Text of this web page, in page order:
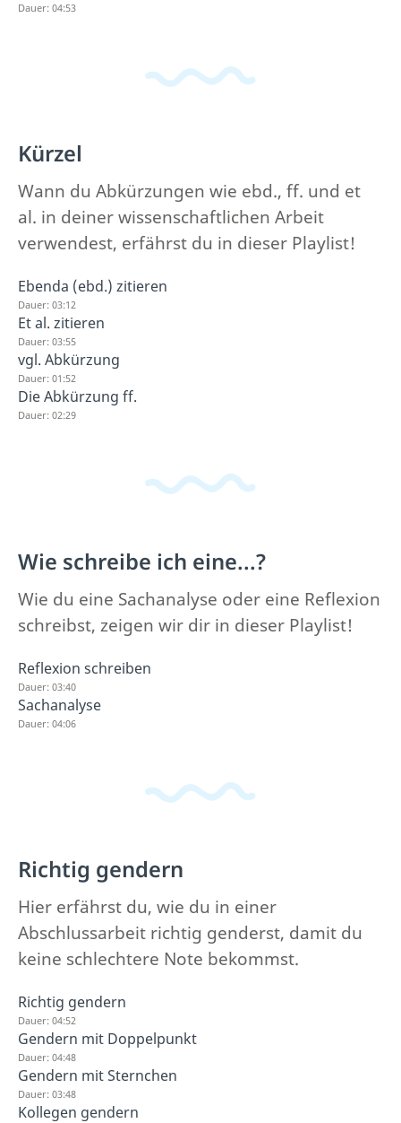
Dauer: 04:53
Kürzel
Wann du Abkürzungen wie ebd., ff. und et
al. in deiner wissenschaftlichen Arbeit
verwendest, erfährst du in dieser Playlist!
Ebenda (ebd.) zitieren
Dauer: 03:12
Et al. zitieren
Dauer: 03:55
vgl. Abkürzung
Dauer: 01:52
Die Abkürzung ff.
Dauer: 02:29
Wie schreibe ich eine...?
Wie du eine Sachanalyse oder eine Reflexion
schreibst, zeigen wir dir in dieser Playlist!
Reflexion schreiben
Dauer: 03:40
Sachanalyse
Dauer: 04:06
Richtig gendern
Hier erfährst du, wie du in einer
Abschlussarbeit richtig genderst, damit du
keine schlechtere Note bekommst.
Richtig gendern
Dauer: 04:52
Gendern mit Doppelpunkt
Dauer: 04:48
Gendern mit Sternchen
Dauer: 03:48
Kollegen gendern